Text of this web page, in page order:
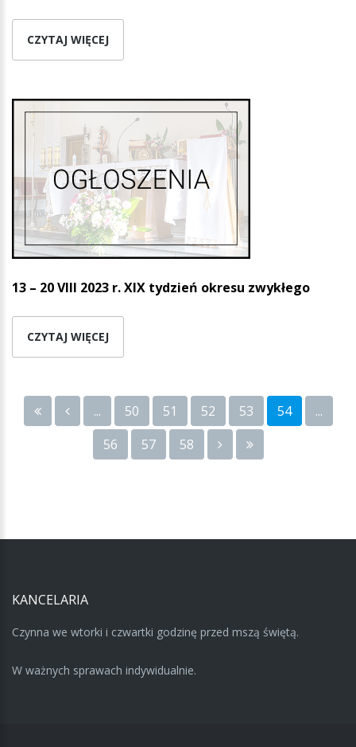
CZYTAJ WIĘCEJ
13 – 20 VIII 2023 r. XIX tydzień okresu zwykłego
CZYTAJ WIĘCEJ
... 50 51 52 53 54
...
56
57 58
KANCELARIA
Czynna we wtorki i czwartki godzinę przed mszą świętą.
W ważnych sprawach indywidualnie.